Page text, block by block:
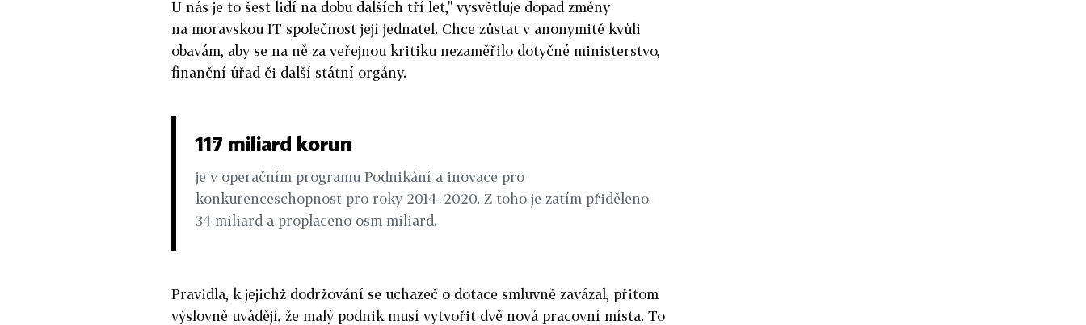
U nás je to šest lidí na dobu dalších tří let," vysvětluje dopad změny
na moravskou IT společnost její jednatel. Chce zůstat v anonymitě kvůli
obavám, aby se na ně za veřejnou kritiku nezaměřilo dotyčné ministerstvo,
finanční úřad či další státní orgány.
117 miliard korun
je v operačním programu Podnikání a inovace pro
konkurenceschopnost pro roky 2014–2020. Z toho je zatím přiděleno
34 miliard a proplaceno osm miliard.
Pravidla, k jejichž dodržování se uchazeč o dotace smluvně zavázal, přitom
výslovně uvádějí, že malý podnik musí vytvořit dvě nová pracovní místa. To